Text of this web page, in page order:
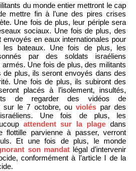
du monde entier mettront le cap
mettre fin à l’une des pires crises
Une fois de plus, leur périple sera
sociaux. Une fois de plus, des
envoyés en eaux internationales pour
les bateaux. Une fois de plus, les
par des soldats israéliens
Une fois de plus, des militants
de plus, ils seront envoyés dans des
Une fois de plus, ils subiront des
placés à l’isolement, insultés,
de regarder des vidéos de
sur le 7 octobre, ouviolés par des
Une fois de plus, les
attendent sur la plage dans
flottille parvienne à passer, verront
Et une fois de plus, le monde
son mandatlégal d’intervenir
conformément à l’article I de la